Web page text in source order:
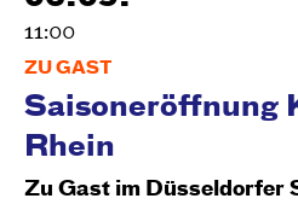
11:00
ZU GAST
Saisoneröffnung
Rhein
Zu Gast im Düsseldorfer